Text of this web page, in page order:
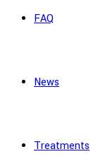
FAQ
News
Treatments